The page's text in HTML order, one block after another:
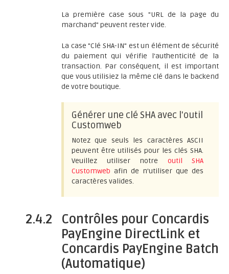
La première case sous "URL de la page du
marchand" peuvent rester vide.
La case "Clé SHA-IN" est un élément de sécurité
du paiement qui vérifie l'authenticité de la
transaction. Par conséquent, il est important
que vous utilisiez la même clé dans le backend
de votre boutique.
Générer une clé SHA avec l'outil
Customweb
Notez que seuls les caractères ASCII
peuvent être utilisés pour les clés SHA.
Veuillez utiliser notre outil SHA
Customweb afin de n'utiliser que des
caractères valides.
2.4.2
Contrôles pour Concardis
PayEngine DirectLink et
Concardis PayEngine Batch
(Automatique)